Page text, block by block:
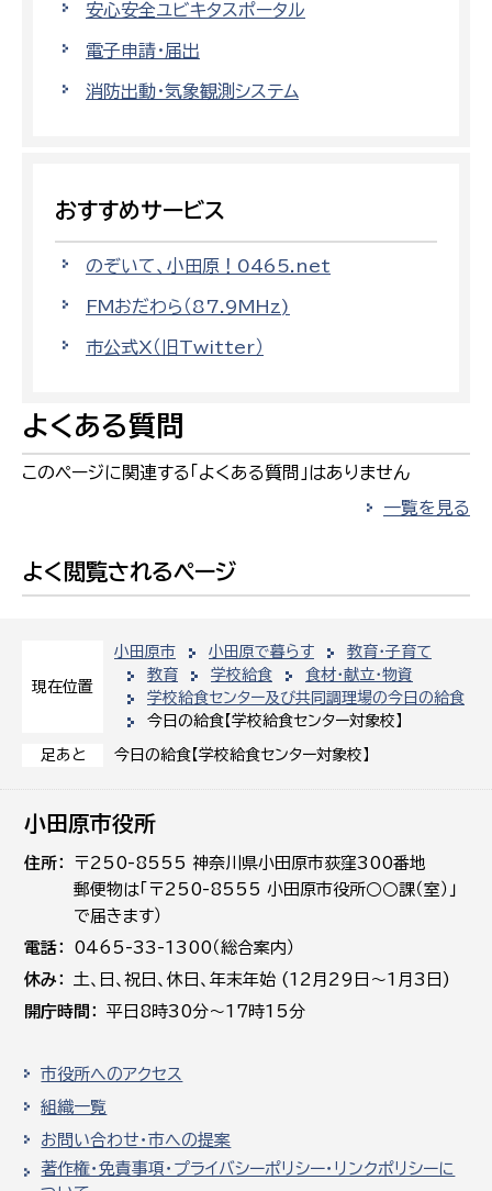
現在位置
小田原市 小田原で暮らす
教育・子育て
教育
学校給食
食材・献立・物資
学校給食センター及び共同調理場の今日の給食
今日の給食【学校給食センター対象校】
足あと 今日の給食【学校給食センター対象校】
安心安全ユビキタスポータル
電子申請・届出
消防出動・気象観測システム
おすすめサービス
のぞいて、小田原！0465.net
FMおだわら（87.9MHz)
市公式X（旧Twitter）
よくある質問
このページに関連する「よくある質問」はありません
一覧を見る
よく閲覧されるページ
小田原市役所
住所
〒250-8555 神奈川県小田原市荻窪300番地
郵便物は「〒250-8555 小田原市役所○○課（室）」
で届きます）
電話
0465-33-1300（総合案内）
休み
土､日､祝日、休日、年末年始 (12月29日～1月3日)
開庁時間
平日8時30分～17時15分
市役所へのアクセス
組織一覧
お問い合わせ・市への提案
著作権・免責事項・プライバシーポリシー・リンクポリシーに